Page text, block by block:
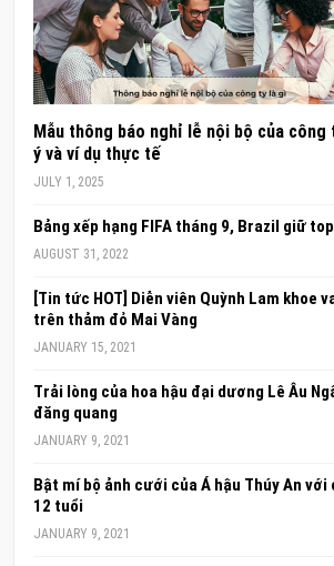
Mẫu thông báo nghỉ lễ nội bộ của công
ý và ví dụ thực tế
JULY 1, 2025
Bảng xếp hạng FIFA tháng 9, Brazil giữ
AUGUST 31, 2022
[Tin tức HOT] Diễn viên Quỳnh Lam khoe
trên thảm đỏ Mai Vàng
JANUARY 15, 2021
Trải lòng của hoa hậu đại dương Lê Âu
đăng quang
JANUARY 9, 2021
Bật mí bộ ảnh cưới của Á hậu Thúy An
12 tuổi
JANUARY 9, 2021